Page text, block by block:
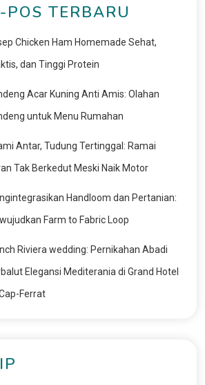
POS TERBARU
Chicken Ham Homemade Sehat,
dan Tinggi Protein
Acar Kuning Anti Amis: Olahan
untuk Menu Rumahan
Antar, Tudung Tertinggal: Ramai
Tak Berkedut Meski Naik Motor
Handloom dan Pertanian:
Farm to Fabric Loop
Riviera wedding: Pernikahan Abadi
Elegansi Mediterania di Grand Hotel
Ferrat